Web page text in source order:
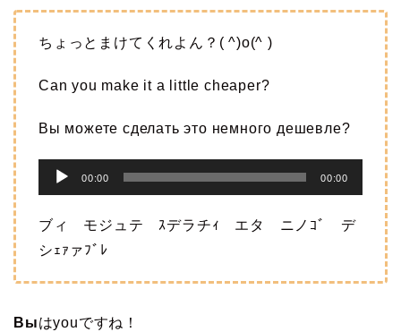
ちょっとまけてくれよん？( ^)o(^ )
Can you make it a little cheaper?
Вы можете сделать это немного дешевле?
声
プ
レ
ー
00:00 00:00
ブィ モジュテ ｽデラチｨ エタ ニノｺﾞ デ
シｪｧァﾌﾞﾚ
Выはyouですね！